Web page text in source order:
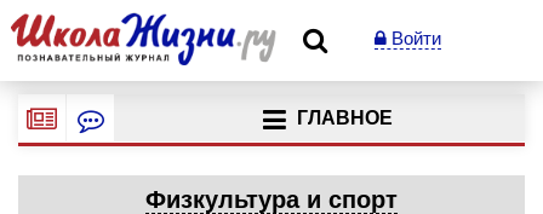
Войти
ГЛАВНОЕ
Физкультура и спорт